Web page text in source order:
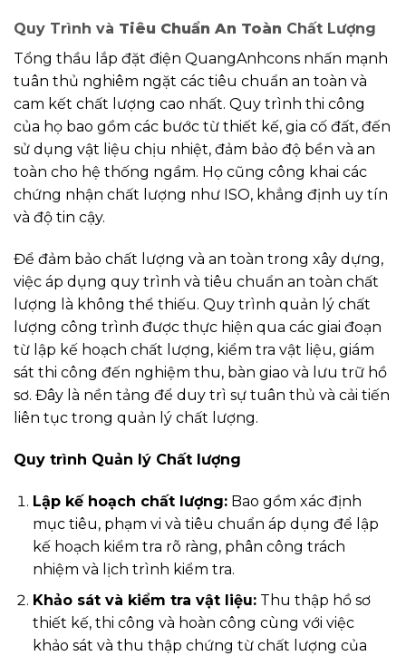
Quy Trình và Tiêu Chuẩn An Toàn Chất Lượng
Tổng thầu lắp đặt điện QuangAnhcons nhấn mạnh
tuân thủ nghiêm ngặt các tiêu chuẩn an toàn và
cam kết chất lượng cao nhất. Quy trình thi công
của họ bao gồm các bước từ thiết kế, gia cố đất, đến
sử dụng vật liệu chịu nhiệt, đảm bảo độ bền và an
toàn cho hệ thống ngầm. Họ cũng công khai các
chứng nhận chất lượng như ISO, khẳng định uy tín
và độ tin cậy.
Để đảm bảo chất lượng và an toàn trong xây dựng,
việc áp dụng quy trình và tiêu chuẩn an toàn chất
lượng là không thể thiếu. Quy trình quản lý chất
lượng công trình được thực hiện qua các giai đoạn
từ lập kế hoạch chất lượng, kiểm tra vật liệu, giám
sát thi công đến nghiệm thu, bàn giao và lưu trữ hồ
sơ. Đây là nền tảng để duy trì sự tuân thủ và cải tiến
liên tục trong quản lý chất lượng.
Quy trình Quản lý Chất lượng
Lập kế hoạch chất lượng:Bao gồm xác định
mục tiêu, phạm vi và tiêu chuẩn áp dụng để lập
kế hoạch kiểm tra rõ ràng, phân công trách
nhiệm và lịch trình kiểm tra.
Khảo sát và kiểm tra vật liệu:Thu thập hồ sơ
thiết kế, thi công và hoàn công cùng với việc
khảo sát và thu thập chứng từ chất lượng của